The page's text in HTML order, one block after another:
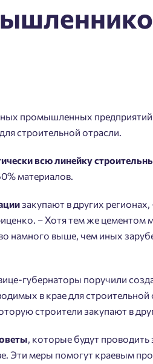
промышленных предприятий
строительной отрасли.
всю линейку
материалов.
закупают в других регионах,
– Хотя тем же
намного выше, чем иных
губернаторы поручили
в крае для строительной
строители закупают в
, которые будут проводить
Эти меры помогут краевым
Телефон
на обработкуперсональных данных
Добро
личный кабинет
Добавляйте планировки в
Делитесь подборками
Больше никаких паролей!
Краснодар
Ростов-на-Дону
Подбор квартиры за